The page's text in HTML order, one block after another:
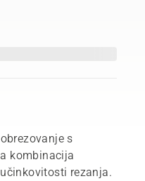
s
kombinacija
rezanja.